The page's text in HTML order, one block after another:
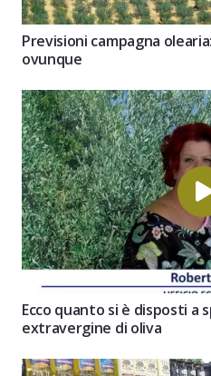
Previsioni campagna
ovunque
Ecco quanto si è disposti a
extravergine di oliva